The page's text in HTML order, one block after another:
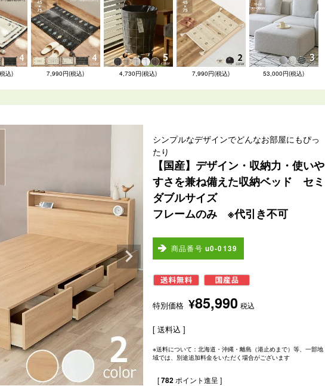
込) 7,990円(税込) 4,730円(税込) 7,990円(税込) 53,000円(税込)
シンプルなデザインでどんなお部屋にもぴっ
たり
【国産】デザイン・収納力・使いや
すさを兼ね備えた収納ベッド セミ
ダブルサイズ
フレームのみ ※代引き不可
商品番号 u0-0139
特別価格 ¥85,990 税込
送料込
※送料について：北海道・沖縄・離島（港止めまで）等、一部地
域では、別途追加料金をいただく場合がございます
[782 ポイント進呈 ]